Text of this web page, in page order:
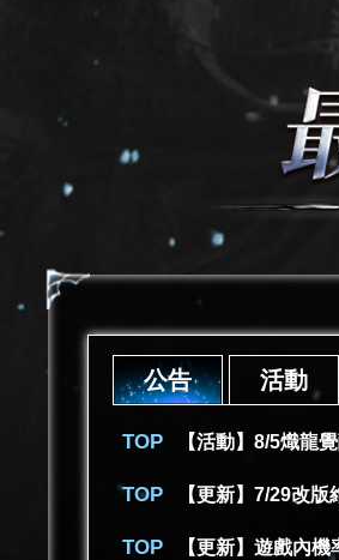
公告 活動
【活動】8/5熾龍
【更新】7/29改
【更新】遊戲內機